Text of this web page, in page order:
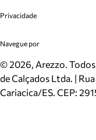
Mapa do Site
Inverno
Mundo Arezzo
Cadastro
Meus Pedidos
Trocas e Devoluções
Cartão Presente
Localizador de lojas
Privacidade
Politica e Privacidade
Navegue por
Sapatos
Bolsas
Scarpins
©2026, Arezzo.
de Calçados Ltda. |
Cariacica/ES. CEP: